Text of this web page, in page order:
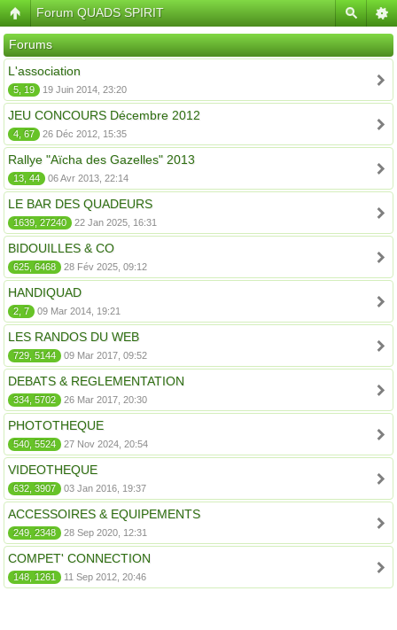
Forum QUADS SPIRIT
Forums
L'association
5, 19 19 Juin 2014, 23:20
JEU CONCOURS Décembre 2012
4, 67 26 Déc 2012, 15:35
Rallye "Aïcha des Gazelles" 2013
13, 44 06 Avr 2013, 22:14
LE BAR DES QUADEURS
1639, 27240 22 Jan 2025, 16:31
BIDOUILLES & CO
625, 6468 28 Fév 2025, 09:12
HANDIQUAD
2, 7 09 Mar 2014, 19:21
LES RANDOS DU WEB
729, 5144 09 Mar 2017, 09:52
DEBATS & REGLEMENTATION
334, 5702 26 Mar 2017, 20:30
PHOTOTHEQUE
540, 5524 27 Nov 2024, 20:54
VIDEOTHEQUE
632, 3907 03 Jan 2016, 19:37
ACCESSOIRES & EQUIPEMENTS
249, 2348 28 Sep 2020, 12:31
COMPET' CONNECTION
148, 1261 11 Sep 2012, 20:46